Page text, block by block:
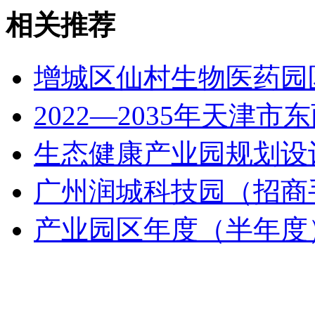
相关推荐
增城区仙村生物医药
2022—2035年天津市
生态健康产业园规划设
广州润城科技园（招
产业园区年度（半年